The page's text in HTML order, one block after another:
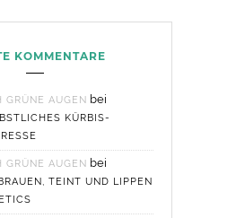
KOMMENTARE
AUGEN bei
KÜRBIS-
AUGEN bei
TEINT UND LIPPEN